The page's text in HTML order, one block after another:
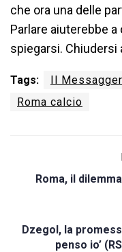
che ora una delle
Parlare aiuterebbe
spiegarsi. Chiudersi
Tags: Il
Roma calcio
Roma, il
Dzegol, la
penso io’